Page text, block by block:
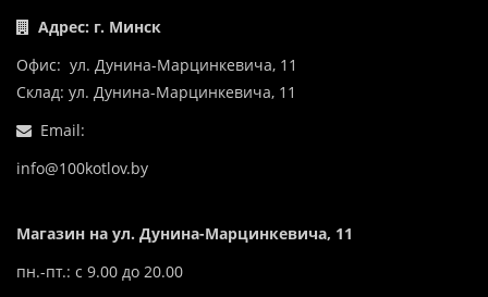
Адрес: г. Минск
Офис: ул. Дунина-Марцинкевича, 11
Склад: ул. Дунина-Марцинкевича, 11
Email:
info@100kotlov.by
Магазин на ул. Дунина-Марцинкевича, 11
пн.-пт.: с 9.00 до 20.00